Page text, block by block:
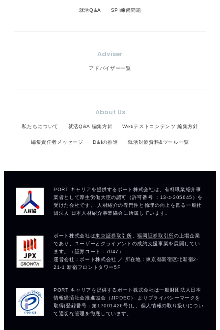
就活Q&A SPI練習問題
Adviser
アドバイザー一覧
About Us
私たちについて 就活Q&A 編集方針 Webテストコンテンツ 編集方針
編集責任者メッセージ D&Iの推進 就活対策資料&ツール一覧